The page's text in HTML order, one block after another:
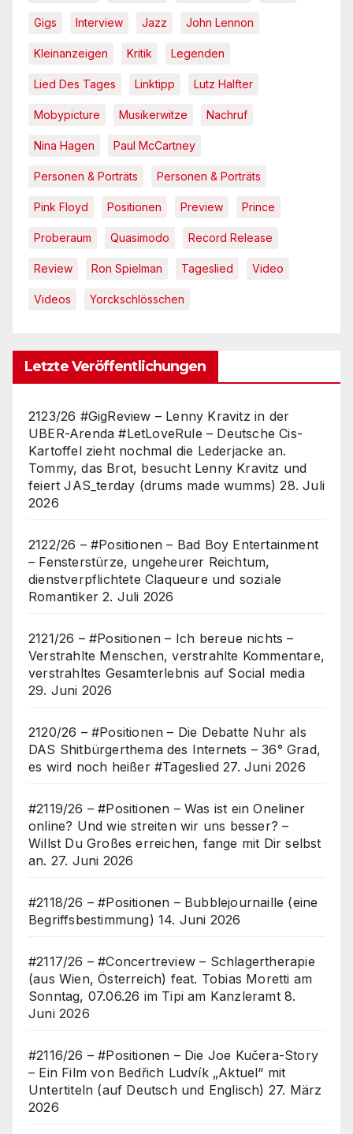
Gigs Interview Jazz John Lennon
Kleinanzeigen Kritik Legenden
Lied Des Tages Linktipp Lutz Halfter
Mobypicture Musikerwitze Nachruf
Nina Hagen Paul McCartney
Personen & Porträts Personen & Porträts
Pink Floyd Positionen Preview Prince
Proberaum Quasimodo Record Release
Review Ron Spielman Tageslied Video
Videos Yorckschlösschen
Letzte Veröffentlichungen
2123/26 #GigReview – Lenny Kravitz in der
UBER-Arenda #LetLoveRule – Deutsche Cis-
Kartoffel zieht nochmal die Lederjacke an.
Tommy, das Brot, besucht Lenny Kravitz und
feiert JAS_terday (drums made wumms) 28. Juli
2026
2122/26 – #Positionen – Bad Boy Entertainment
– Fensterstürze, ungeheurer Reichtum,
dienstverpflichtete Claqueure und soziale
Romantiker 2. Juli 2026
2121/26 – #Positionen – Ich bereue nichts –
Verstrahlte Menschen, verstrahlte Kommentare,
verstrahltes Gesamterlebnis auf Social media
29. Juni 2026
2120/26 – #Positionen – Die Debatte Nuhr als
DAS Shitbürgerthema des Internets – 36° Grad,
es wird noch heißer #Tageslied 27. Juni 2026
#2119/26 – #Positionen – Was ist ein Oneliner
online? Und wie streiten wir uns besser? –
Willst Du Großes erreichen, fange mit Dir selbst
an. 27. Juni 2026
#2118/26 – #Positionen – Bubblejournaille (eine
Begriffsbestimmung) 14. Juni 2026
#2117/26 – #Concertreview – Schlagertherapie
(aus Wien, Österreich) feat. Tobias Moretti am
Sonntag, 07.06.26 im Tipi am Kanzleramt 8.
Juni 2026
#2116/26 – #Positionen – Die Joe Kučera-Story
– Ein Film von Bedřich Ludvík „Aktuel“ mit
Untertiteln (auf Deutsch und Englisch) 27. März
2026